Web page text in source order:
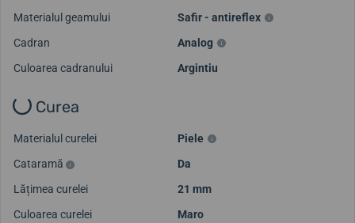
Materialul geamului
Safir - antireflex
Cadran
Analog
Culoarea cadranului
Argintiu
Curea
Materialul curelei
Piele
Cataramă
Da
Lățimea curelei
21 mm
Culoarea curelei
Maro